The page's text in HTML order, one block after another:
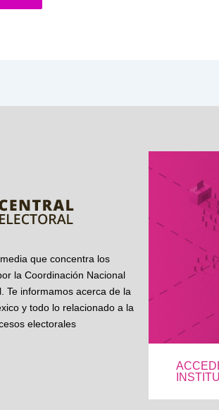
que concentra los
la Coordinación Nacional
Te informamos acerca de la
y todo lo relacionado a la
electorales